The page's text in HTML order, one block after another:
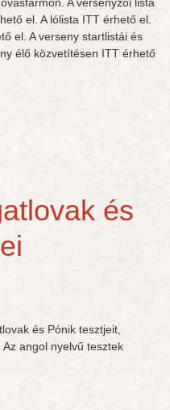
el. A lólista ITT érhető el.
el. A verseny startlistái és
élő közvetítésen ITT érhető
és
és Pónik tesztjeit,
angol nyelvű tesztek